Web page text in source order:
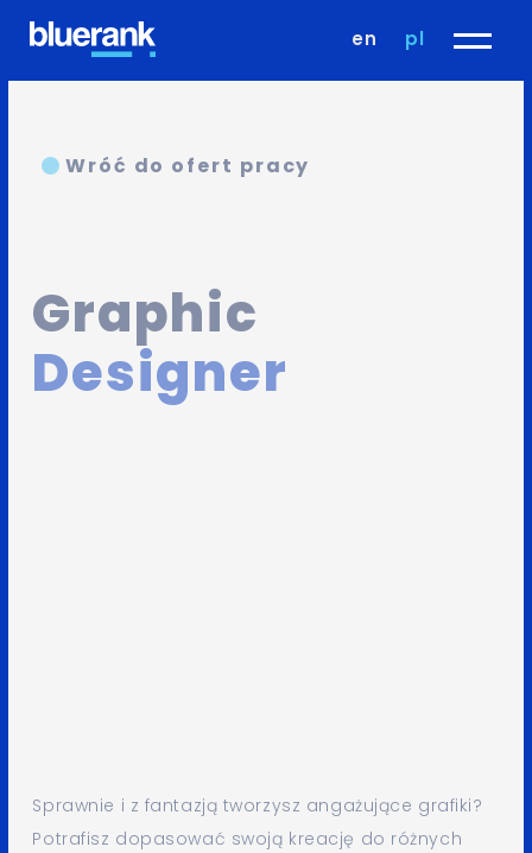
en pl
Wróć do ofert pracy
Graphic
Designer
Sprawnie i z fantazją tworzysz angażujące grafiki?
Potrafisz dopasować swoją kreację do różnych